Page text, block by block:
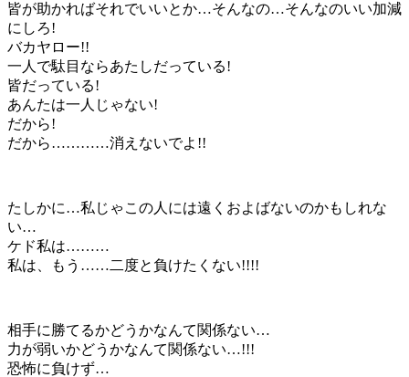
皆が助かればそれでいいとか…そんなの…そんなのいい加減
にしろ!
バカヤロー!!
一人で駄目ならあたしだっている!
皆だっている!
あんたは一人じゃない!
だから!
だから…………消えないでよ!!
たしかに…私じゃこの人には遠くおよばないのかもしれな
い…
ケド私は………
私は、もう……二度と負けたくない!!!!
相手に勝てるかどうかなんて関係ない…
力が弱いかどうかなんて関係ない…!!!
恐怖に負けず…